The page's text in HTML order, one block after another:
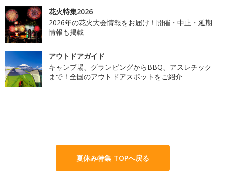
花火特集2026
2026年の花火大会情報をお届け！開催・中止・延期
情報も掲載
アウトドアガイド
キャンプ場、グランピングからBBQ、アスレチック
まで！全国のアウトドアスポットをご紹介
夏休み特集 TOPへ戻る